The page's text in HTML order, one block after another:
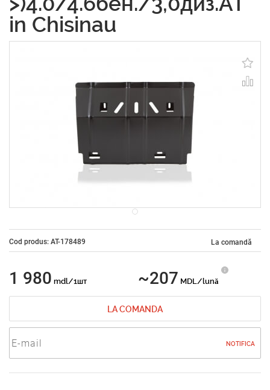
in Chisinau
Cod produs: AT-178489 La comandă
1 980 mdl/1шт ~207 MDL/lună
LA COMANDA
NOTIFICA